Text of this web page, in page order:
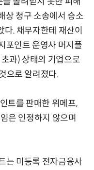
청구 소송에서 승소
. 채무자한테 재산이
포인트 운영사 머지플
과) 상태의 기업으로
으로 알려졌다.
트를 판매한 위메프,
은 인정하지 않으며
는 미등록 전자금융사